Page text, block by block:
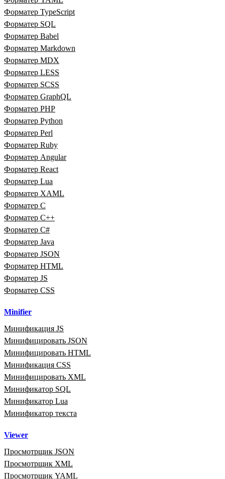
Форматер TypeScript
Форматер SQL
Форматер Babel
Форматер Markdown
Форматер MDX
Форматер LESS
Форматер SCSS
Форматер GraphQL
Форматер PHP
Форматер Python
Форматер Perl
Форматер Ruby
Форматер Angular
Форматер React
Форматер Lua
Форматер XAML
Форматер C
Форматер C++
Форматер C#
Форматер Java
Форматер JSON
Форматер HTML
Форматер JS
Форматер CSS
Minifier
Минификация JS
Минифицировать JSON
Минифицировать HTML
Минификация CSS
Минифицировать XML
Минификатор SQL
Минификатор Lua
Минификатор текста
Viewer
Просмотрщик JSON
Просмотрщик XML
Просмотрщик YAML